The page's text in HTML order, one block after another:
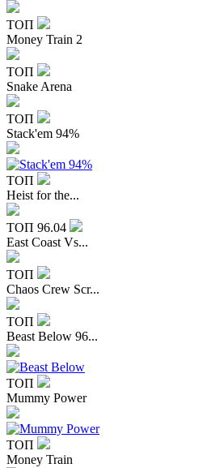
ТОП
Money Train 2
ТОП
Snake Arena
ТОП
Stack'em 94%
ТОП
Heist for the...
ТОП 96.04
East Coast Vs...
ТОП
Chaos Crew Scr...
ТОП
Beast Below 96...
ТОП
Mummy Power
ТОП
Money Train